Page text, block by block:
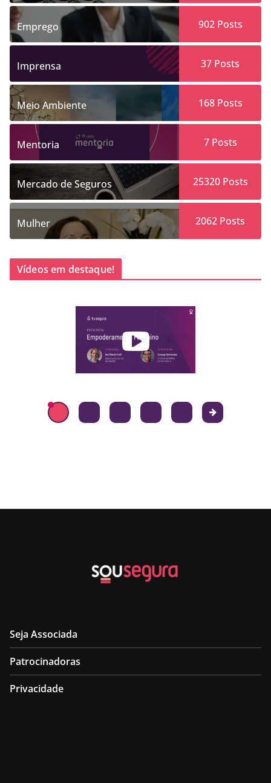
Emprego 902Posts
Imprensa 37 Posts
Meio Ambiente 168Posts
Mentoria 7Posts
Mercado de Seguros 25320Posts
Mulher 2062 Posts
Vídeos em destaque!
Seja Associada
Patrocinadoras
Privacidade